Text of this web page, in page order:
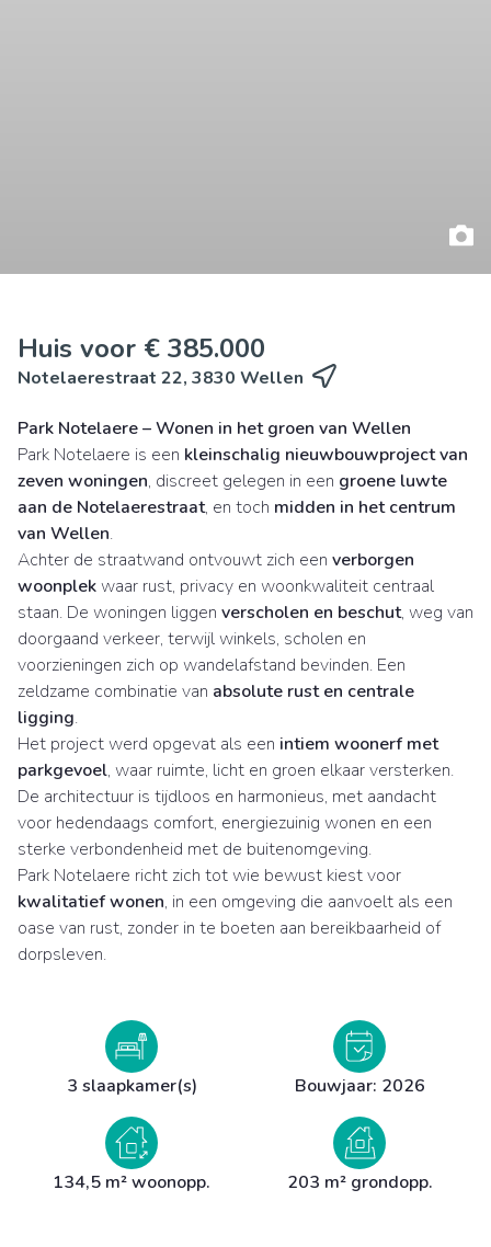
Huis voor € 385.000
Notelaerestraat 22, 3830 Wellen
Park Notelaere – Wonen in het groen van Wellen
Park Notelaere is een kleinschalig nieuwbouwproject van
zeven woningen, discreet gelegen in een groene luwte
aan de Notelaerestraat, en toch midden in het centrum
van Wellen.
Achter de straatwand ontvouwt zich een verborgen
woonplekwaar rust, privacy en woonkwaliteit centraal
staan. De woningen liggen verscholen en beschut, weg van
doorgaand verkeer, terwijl winkels, scholen en
voorzieningen zich op wandelafstand bevinden. Een
zeldzame combinatie van absolute rust en centrale
ligging.
Het project werd opgevat als een intiem woonerf met
parkgevoel, waar ruimte, licht en groen elkaar versterken.
De architectuur is tijdloos en harmonieus, met aandacht
voor hedendaags comfort, energiezuinig wonen en een
sterke verbondenheid met de buitenomgeving.
Park Notelaere richt zich tot wie bewust kiest voor
kwalitatief wonen, in een omgeving die aanvoelt als een
oase van rust, zonder in te boeten aan bereikbaarheid of
dorpsleven.
3 slaapkamer(s) Bouwjaar: 2026
134,5 m² woonopp. 203 m² grondopp.